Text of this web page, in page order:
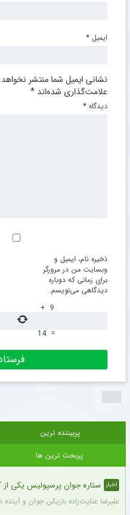
نشانی ایمیل شما منتشر
علامت‌گذاری شده‌اند *
دیدگاه *
ایمیل *
ذخیره نام، ایمیل و
وبسایت من در مرورگر
برای زمانی که دوباره
دیدگاهی می‌نویسم.
9
+
=
14
پربیننده ترین
پربحث ترین ها
اخبار ستاره جوان پرسپولیس یکی از
علیرضا عنایت‌زاده بازیکن جوان و